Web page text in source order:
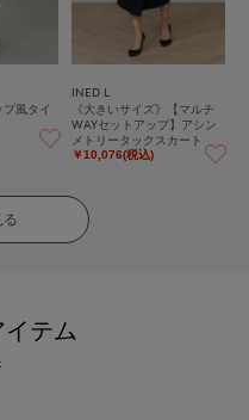
風タイ
INED L
《大きいサイズ》【マルチ
WAYセットアップ】アシン
メトリータックスカート
￥10,076(税込)
テム